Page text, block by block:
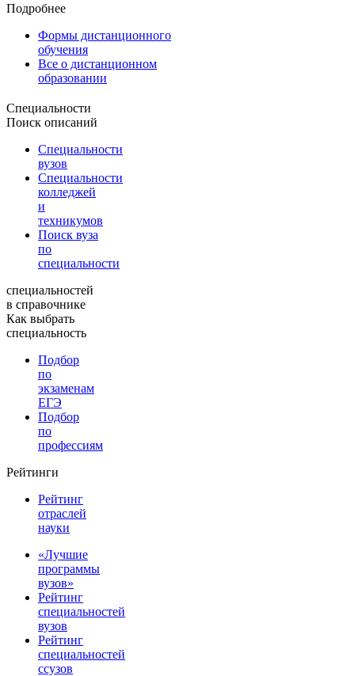
Подробнее
Формы дистанционного
обучения
Все о дистанционном
образовании
Специальности
Поиск описаний
Специальности
вузов
Специальности
колледжей
и
техникумов
Поиск вуза
по
специальности
специальностей
в справочнике
Как выбрать
специальность
Подбор
по
экзаменам
ЕГЭ
Подбор
по
профессиям
Рейтинги
Рейтинг
отраслей
науки
«Лучшие
программы
вузов»
Рейтинг
специальностей
вузов
Рейтинг
специальностей
ссузов